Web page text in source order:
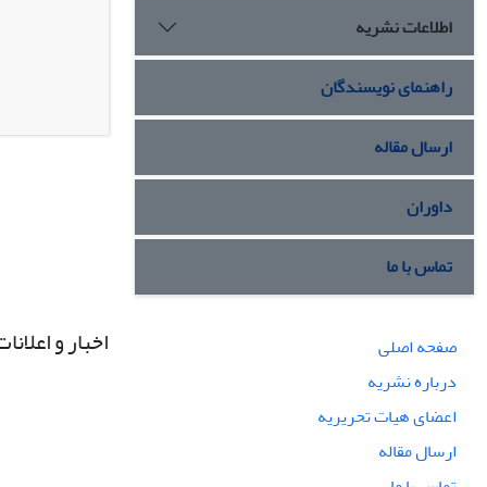
اطلاعات نشریه
راهنمای نویسندگان
ارسال مقاله
داوران
تماس با ما
صفحه اصلی
درباره نشریه
اعضای هیات تحریریه
ارسال مقاله
اخبار و